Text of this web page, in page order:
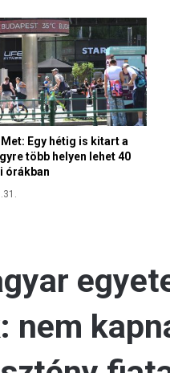
l
k
i
k
a
p
a
s
z
i
t
y
Egy hétig is kitart a
több helyen lehet 40
órákban